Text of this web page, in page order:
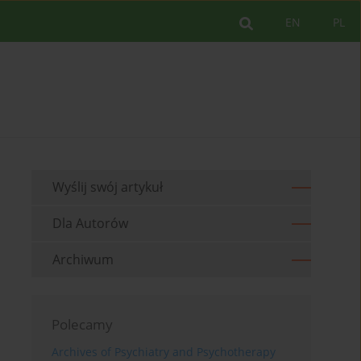
PL
EN
Wyślij swój artykuł
Dla Autorów
Archiwum
Polecamy
Archives of Psychiatry and Psychotherapy